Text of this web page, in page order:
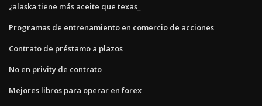
¿alaska tiene más aceite que texas_
Programas de entrenamiento en comercio de acciones
Contrato de préstamo a plazos
No en privity de contrato
Mejores libros para operar en forex